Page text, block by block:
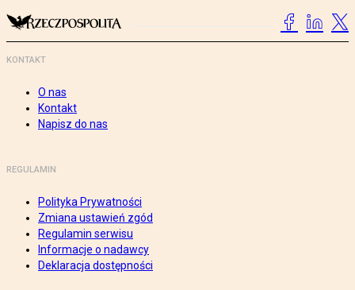
KONTAKT
O nas
Kontakt
Napisz do nas
REGULAMIN
Polityka Prywatności
Zmiana ustawień zgód
Regulamin serwisu
Informacje o nadawcy
Deklaracja dostępności